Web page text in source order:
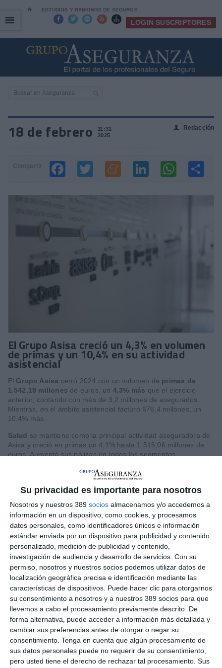
Su privacidad es importante para nosotros
Nosotros y nuestros 389 socios almacenamos y/o accedemos a
información en un dispositivo, como cookies, y procesamos
datos personales, como identificadores únicos e información
estándar enviada por un dispositivo para publicidad y contenido
personalizado, medición de publicidad y contenido,
investigación de audiencia y desarrollo de servicios. Con su
permiso, nosotros y nuestros socios podemos utilizar datos de
localización geográfica precisa e identificación mediante las
características de dispositivos. Puede hacer clic para otorgarnos
su consentimiento a nosotros y a nuestros 389 socios para que
llevemos a cabo el procesamiento previamente descrito. De
forma alternativa, puede acceder a información más detallada y
cambiar sus preferencias antes de otorgar o negar su
consentimiento. Tenga en cuenta que algún procesamiento de
sus datos personales puede no requerir de su consentimiento,
pero usted tiene el derecho de rechazar tal procesamiento. Sus
⌂ ESTUDIOS Y RANKINGS DE SEGUROS
     LOGIN SUSCRIPTORES
☰
☰
18 de febrero
11:31
2025
👤 Redacción
El Grupo Asisa creció un 4,3% en volumen
de primas y un 10,4% en su actividad
asistencial
El Grupo Asisa cerró 2024 con un volumen de primas de
1.542,19 millones de euros, un 4,3% más que el ejercicio
anterior, contando con más de 3,2 millones de asegurados.
Mientras, en el ámbito asistencial facturó 676,4 millones, un
10,4% más.
Salud se mantiene como la principal actividad aseguradora de
Asisa y creció en primas un 4,1% hasta 1.515,06 millones de
euros. Aumentó sus pólizas en todos los segmentos,
colectivos (7,4%). "Asisa obtuvo estos crecimientos en un
entorno complicado, marcado por la práctica congelación de
las primas del mutualismo administrativo (se incrementaron un
1,25% en 2024) y el efecto de la inflación y la concentración
hospitalaria, que han producido un incremento de costes y han
obligado al sector a aumentar el precio de sus seguros en los
últimos años", detalla. Y recuerda que a ello "se ha sumado en
los últimos meses la incertidumbre sobre el futuro del
mutualismo administrativo. Asisa ha renovado su participación
en Isfas y Mugeju y estudia las nuevas condiciones ofrecidas
por la Administración para decidir sobre su continuidad en
Muface".
, las primas se elevaron en España a 16,85 millones de
euros, un 15,93% más. En el resto de ramos (Accidentes,
Mascotas, Decesos y Asistencia en viaje), la facturación fue de
10,28 millones de euros, un 22,6% más.
ParaFrancisco Ivorra , presidente del grupo, "el año 2024 fue
positivo para el Grupo ASISA, que sigue avanzando en su
objetivo de crecer y diversificar su actividad. Cada vez más